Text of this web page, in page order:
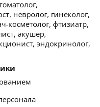
невролог, гинеколог,
косметолог, фтизиатр,
акушер,
эндокринолог,